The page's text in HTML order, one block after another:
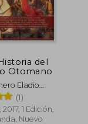
del
Otomano
Eladio
(1)
1 Edición,
Nuevo